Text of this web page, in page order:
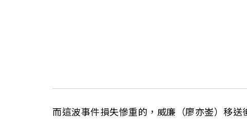
而這波事件損失慘重的，威廉（廖亦崟）移